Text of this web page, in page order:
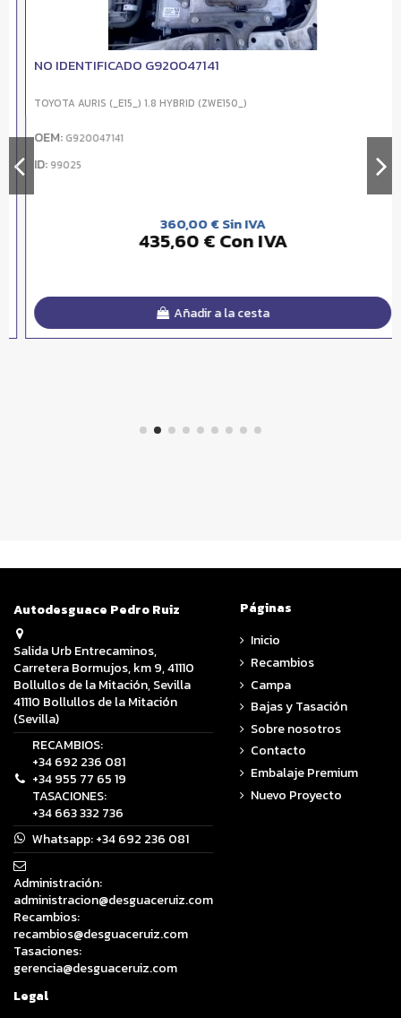
NO IDENTIFICADO G920047141
TOYOTA AURIS (_E15_) 1.8 HYBRID (ZWE150_)
OEM:G920047141
ID:99025
360,00 € Sin IVA
435,60 € Con IVA
Añadir a la cesta
Autodesguace Pedro Ruiz
Salida Urb Entrecaminos,
Carretera Bormujos, km 9, 41110
Bollullos de la Mitación, Sevilla
41110 Bollullos de la Mitación
(Sevilla)
RECAMBIOS:
+34 692 236 081
+34 955 77 65 19
TASACIONES:
+34 663 332 736
Whatsapp:+34 692 236 081
Administración:
administracion@desguaceruiz.com
Recambios:
recambios@desguaceruiz.com
Tasaciones:
gerencia@desguaceruiz.com
Páginas
Inicio
Recambios
Campa
Bajas y Tasación
Sobre nosotros
Contacto
Embalaje Premium
Nuevo Proyecto
Legal